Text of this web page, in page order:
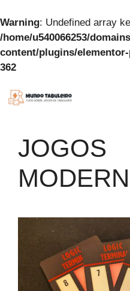
Warning: Undefined array
/home/u540066253/
content/plugins/
362
para
JOGOS